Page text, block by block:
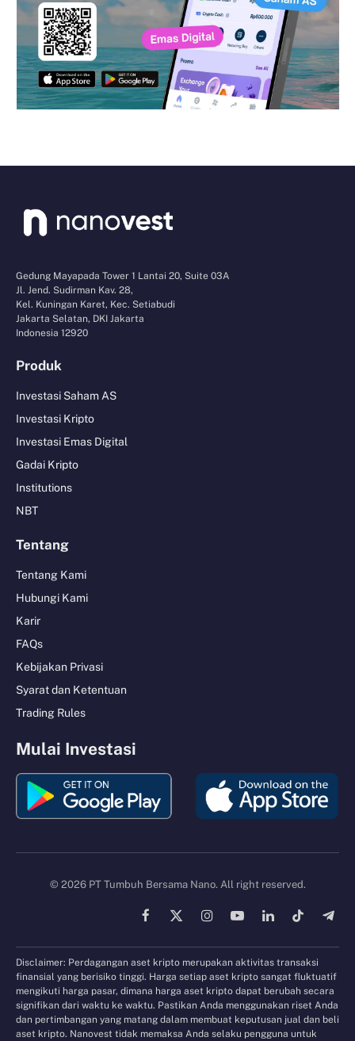
Gedung Mayapada Tower 1 Lantai 20, Suite 03A
Jl. Jend. Sudirman Kav. 28,
Kel. Kuningan Karet, Kec. Setiabudi
Jakarta Selatan, DKI Jakarta
Indonesia 12920
Produk
Investasi Saham AS
Investasi Kripto
Investasi Emas Digital
Gadai Kripto
Institutions
NBT
Tentang
Tentang Kami
Hubungi Kami
Karir
FAQs
Kebijakan Privasi
Syarat dan Ketentuan
Trading Rules
Mulai Investasi
© 2026 PT Tumbuh Bersama Nano. All right reserved.
Facebook
X
InstagramYouTubeLinkedInTikTok
Disclaimer: Perdagangan aset kripto merupakan aktivitas transaksi
finansial yang berisiko tinggi. Harga setiap aset kripto sangat fluktuatif
mengikuti harga pasar, dimana harga aset kripto dapat berubah secara
signifikan dari waktu ke waktu. Pastikan Anda menggunakan riset Anda
dan pertimbangan yang matang dalam membuat keputusan jual dan beli
aset kripto. Nanovest tidak memaksa Anda selaku pengguna untuk